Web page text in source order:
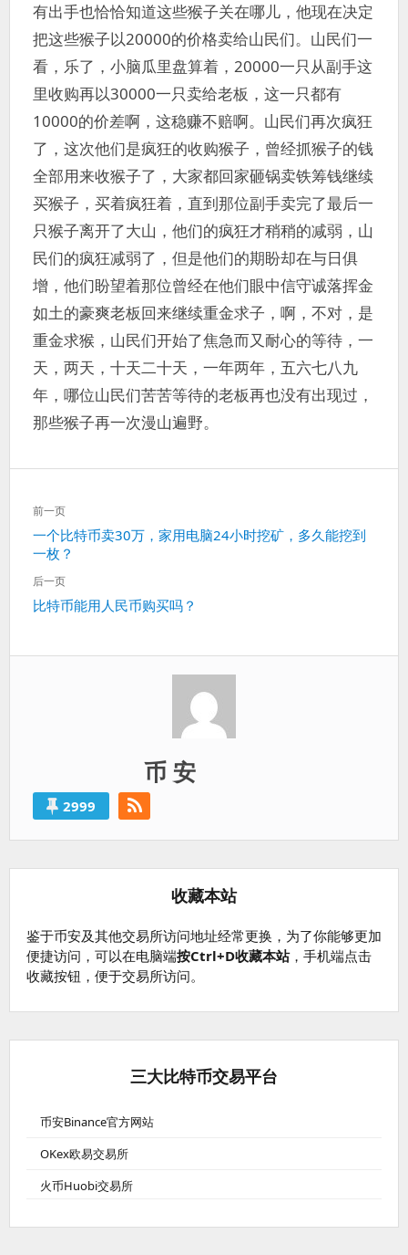
有出手也恰恰知道这些猴子关在哪儿，他现在决定
把这些猴子以20000的价格卖给山民们。山民们一
看，乐了，小脑瓜里盘算着，20000一只从副手这
里收购再以30000一只卖给老板，这一只都有
10000的价差啊，这稳赚不赔啊。山民们再次疯狂
了，这次他们是疯狂的收购猴子，曾经抓猴子的钱
全部用来收猴子了，大家都回家砸锅卖铁筹钱继续
买猴子，买着疯狂着，直到那位副手卖完了最后一
只猴子离开了大山，他们的疯狂才稍稍的减弱，山
民们的疯狂减弱了，但是他们的期盼却在与日俱
增，他们盼望着那位曾经在他们眼中信守诚落挥金
如土的豪爽老板回来继续重金求子，啊，不对，是
重金求猴，山民们开始了焦急而又耐心的等待，一
天，两天，十天二十天，一年两年，五六七八九
年，哪位山民们苦苦等待的老板再也没有出现过，
那些猴子再一次漫山遍野。
文
章
导
航
前一页
上
一
篇：
一个比特币卖30万，家用电脑24小时挖矿，多久能挖到
一枚？
后一页
下
比特币能用人民币购买吗？
币 安
2999
收藏本站
鉴于币安及其他交易所访问地址经常更换，为了你能够更加
便捷访问，可以在电脑端按Ctrl+D收藏本站，手机端点击
收藏按钮，便于交易所访问。
三大比特币交易平台
币安Binance官方网站
OKex欧易交易所
火币Huobi交易所